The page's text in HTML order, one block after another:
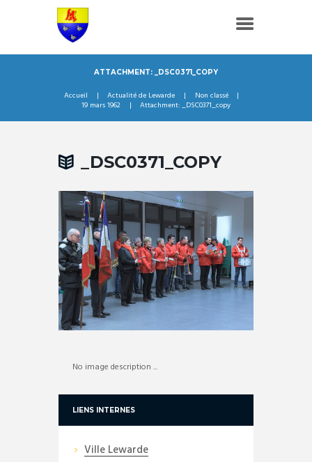
ATTACHMENT: _DSC0371_COPY
Accueil Actualité de Lewarde
Non classé
19 mars 1962
Attachment: _DSC0371_copy
_DSC0371_COPY
No image description ...
LIENS INTERNES
Ville Lewarde